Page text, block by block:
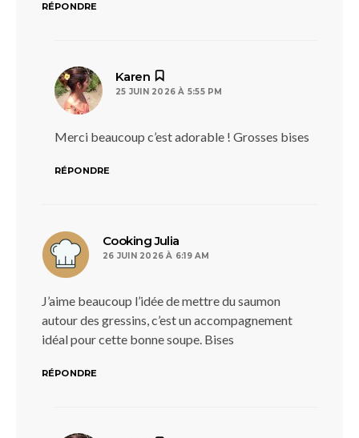
RÉPONDRE
Karen
25 JUIN 2026 À 5:55 PM
Merci beaucoup c’est adorable ! Grosses bises
RÉPONDRE
Cooking Julia
26 JUIN 2026 À 6:19 AM
J’aime beaucoup l’idée de mettre du saumon
autour des gressins, c’est un accompagnement
idéal pour cette bonne soupe. Bises
RÉPONDRE